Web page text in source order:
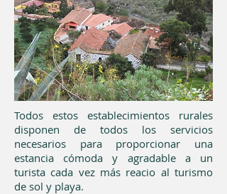
Todos estos establecimientos rurales
disponen de todos los servicios
necesarios para proporcionar una
estancia cómoda y agradable a un
turista cada vez más reacio al turismo
de sol y playa.